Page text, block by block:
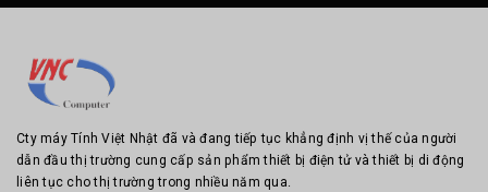
Cty máy Tính Việt Nhật đã và đang tiếp tục khẳng định vị thế của người
dẫn đầu thị trường cung cấp sản phẩm thiết bị điện tử và thiết bị di động
liên tục cho thị trường trong nhiều năm qua.